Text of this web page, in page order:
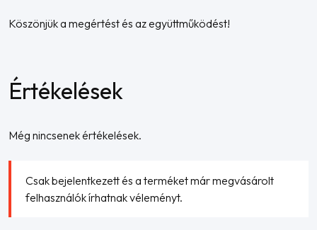
Köszönjük a megértést és az együttműködést!
Értékelések
Még nincsenek értékelések.
Csak bejelentkezett és a terméket már megvásárolt
felhasználók írhatnak véleményt.